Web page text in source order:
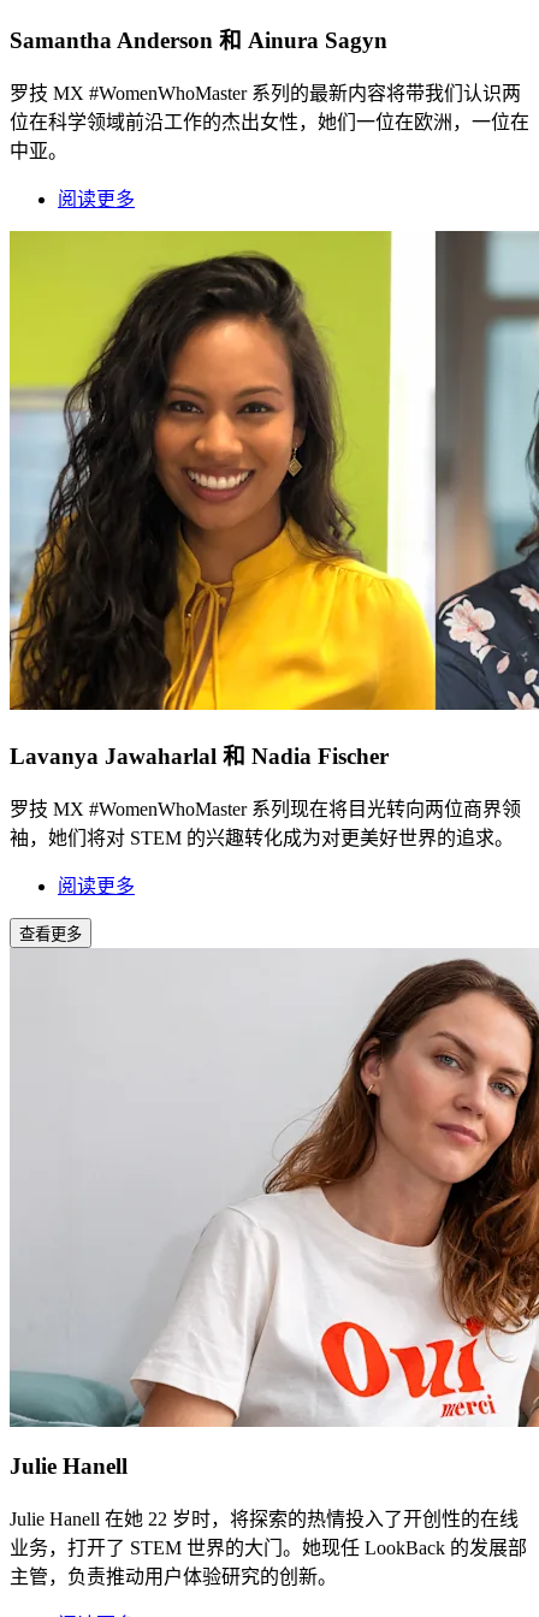
Samantha Anderson 和 Ainura Sagyn
罗技 MX #WomenWhoMaster 系列的最新内容将带我们认识两
位在科学领域前沿工作的杰出女性，她们一位在欧洲，一位在
中亚。
阅读更多
Lavanya Jawaharlal 和 Nadia Fischer
罗技 MX #WomenWhoMaster 系列现在将目光转向两位商界领
袖，她们将对 STEM 的兴趣转化成为对更美好世界的追求。
阅读更多
查看更多
Julie Hanell
Julie Hanell 在她 22 岁时，将探索的热情投入了开创性的在线
业务，打开了 STEM 世界的大门。她现任 LookBack 的发展部
主管，负责推动用户体验研究的创新。